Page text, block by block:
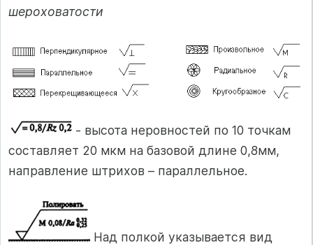
шероховатости
- высота неровностей по 10 точкам
составляет 20 мкм на базовой длине 0,8мм,
направление штрихов – параллельное.
Над полкой указывается вид